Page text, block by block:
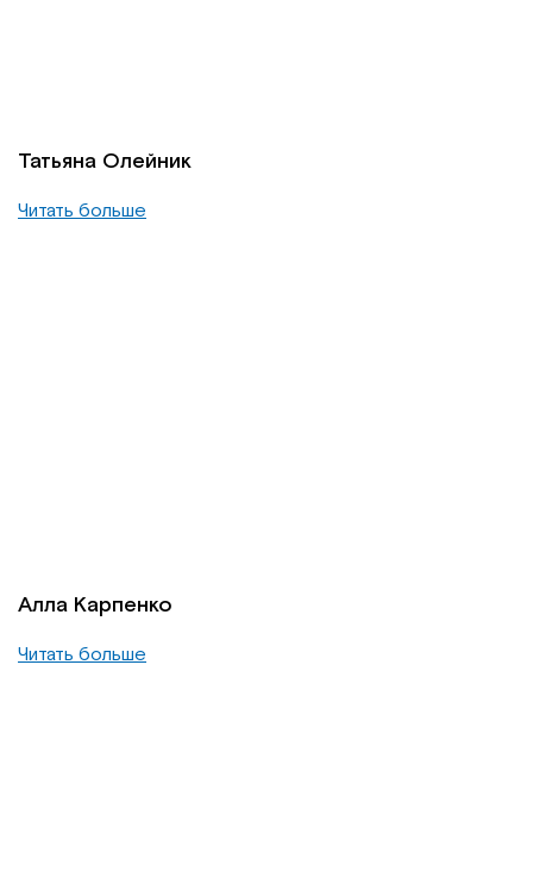
Татьяна Олейник
Читать больше
Алла Карпенко
Читать больше